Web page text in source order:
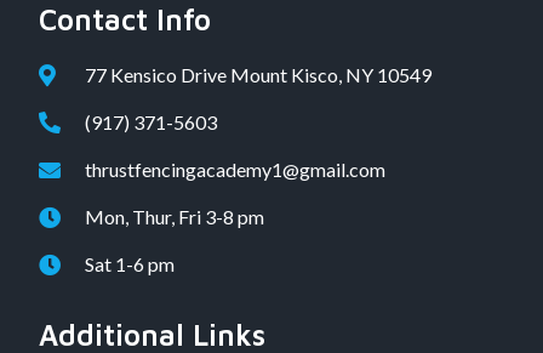
Contact Info
77 Kensico Drive Mount Kisco, NY 10549
(917) 371-5603
thrustfencingacademy1@gmail.com
Mon, Thur, Fri 3-8 pm
Sat 1-6 pm
Additional Links